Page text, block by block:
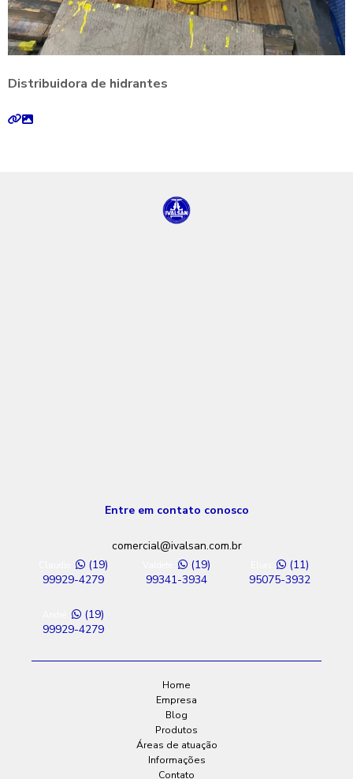
Distribuidora de hidrantes
Entre em contato conosco
comercial@ivalsan.com.br
(19)
99929-4279
(19)
99341-3934
(11)
95075-3932
(19)
99929-4279
Home
Empresa
Blog
Produtos
Áreas de atuação
Informações
Contato